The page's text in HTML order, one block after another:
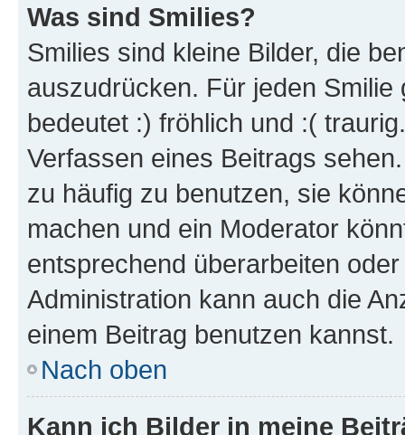
Was sind Smilies?
Smilies sind kleine Bilder, die
auszudrücken. Für jeden
bedeutet :) fröhlich und :(
Verfassen eines Beitrags
zu häufig zu benutzen, sie
machen und ein Moderator
entsprechend überarbeiten
Administration kann auch die
einem Beitrag benutzen kannst.
Nach oben
Kann ich Bilder in meine